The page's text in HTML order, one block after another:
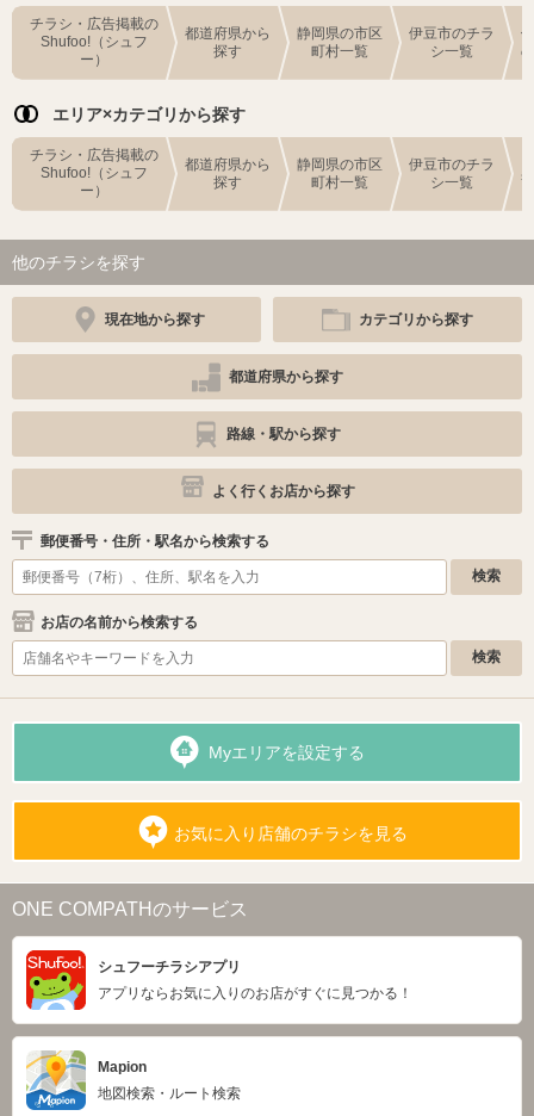
チラシ・広告掲載の
Shufoo!（シュフ
ー）
都道府県から
探す
静岡県の市区
町村一覧
伊豆市のチラ
シ一覧
エリア×カテゴリから探す
チラシ・広告掲載の
Shufoo!（シュフ
ー）
都道府県から
探す
静岡県の市区
町村一覧
伊豆市のチラ
シ一覧
他のチラシを探す
現在地から探す カテゴリから探す
都道府県から探す
路線・駅から探す
よく行くお店から探す
郵便番号・住所・駅名から検索する
お店の名前から検索する
Myエリアを設定する
お気に入り店舗のチラシを見る
ONE COMPATHのサービス
シュフーチラシアプリ
アプリならお気に入りのお店がすぐに見つかる！
Mapion
地図検索・ルート検索